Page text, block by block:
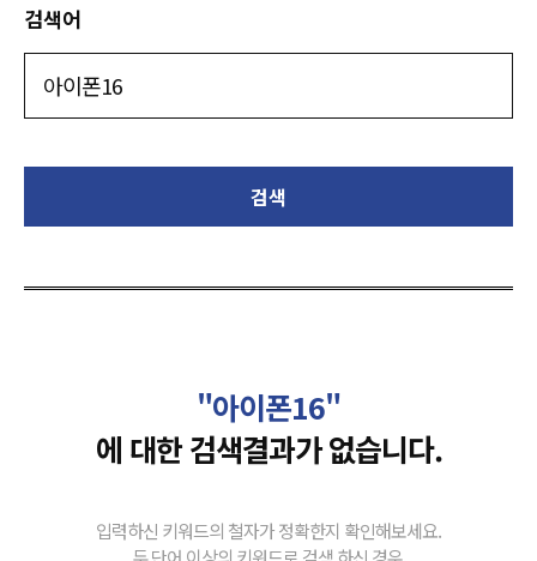
검색어
검색
"아이폰16"
에 대한 검색결과가 없습니다.
입력하신 키워드의 철자가 정확한지 확인해보세요.